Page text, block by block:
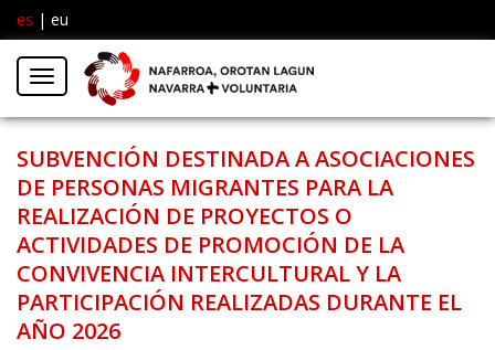
es | eu
Menú
SUBVENCIÓN DESTINADA A ASOCIACIONES
DE PERSONAS MIGRANTES PARA LA
REALIZACIÓN DE PROYECTOS O
ACTIVIDADES DE PROMOCIÓN DE LA
CONVIVENCIA INTERCULTURAL Y LA
PARTICIPACIÓN REALIZADAS DURANTE EL
AÑO 2026